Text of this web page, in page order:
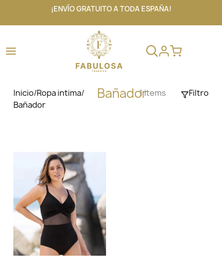
¡ENVÍO GRATUITO A TODA ESPAÑA!
Inicio/Ropa intima/
Bañador
Bañador1 items Filtro